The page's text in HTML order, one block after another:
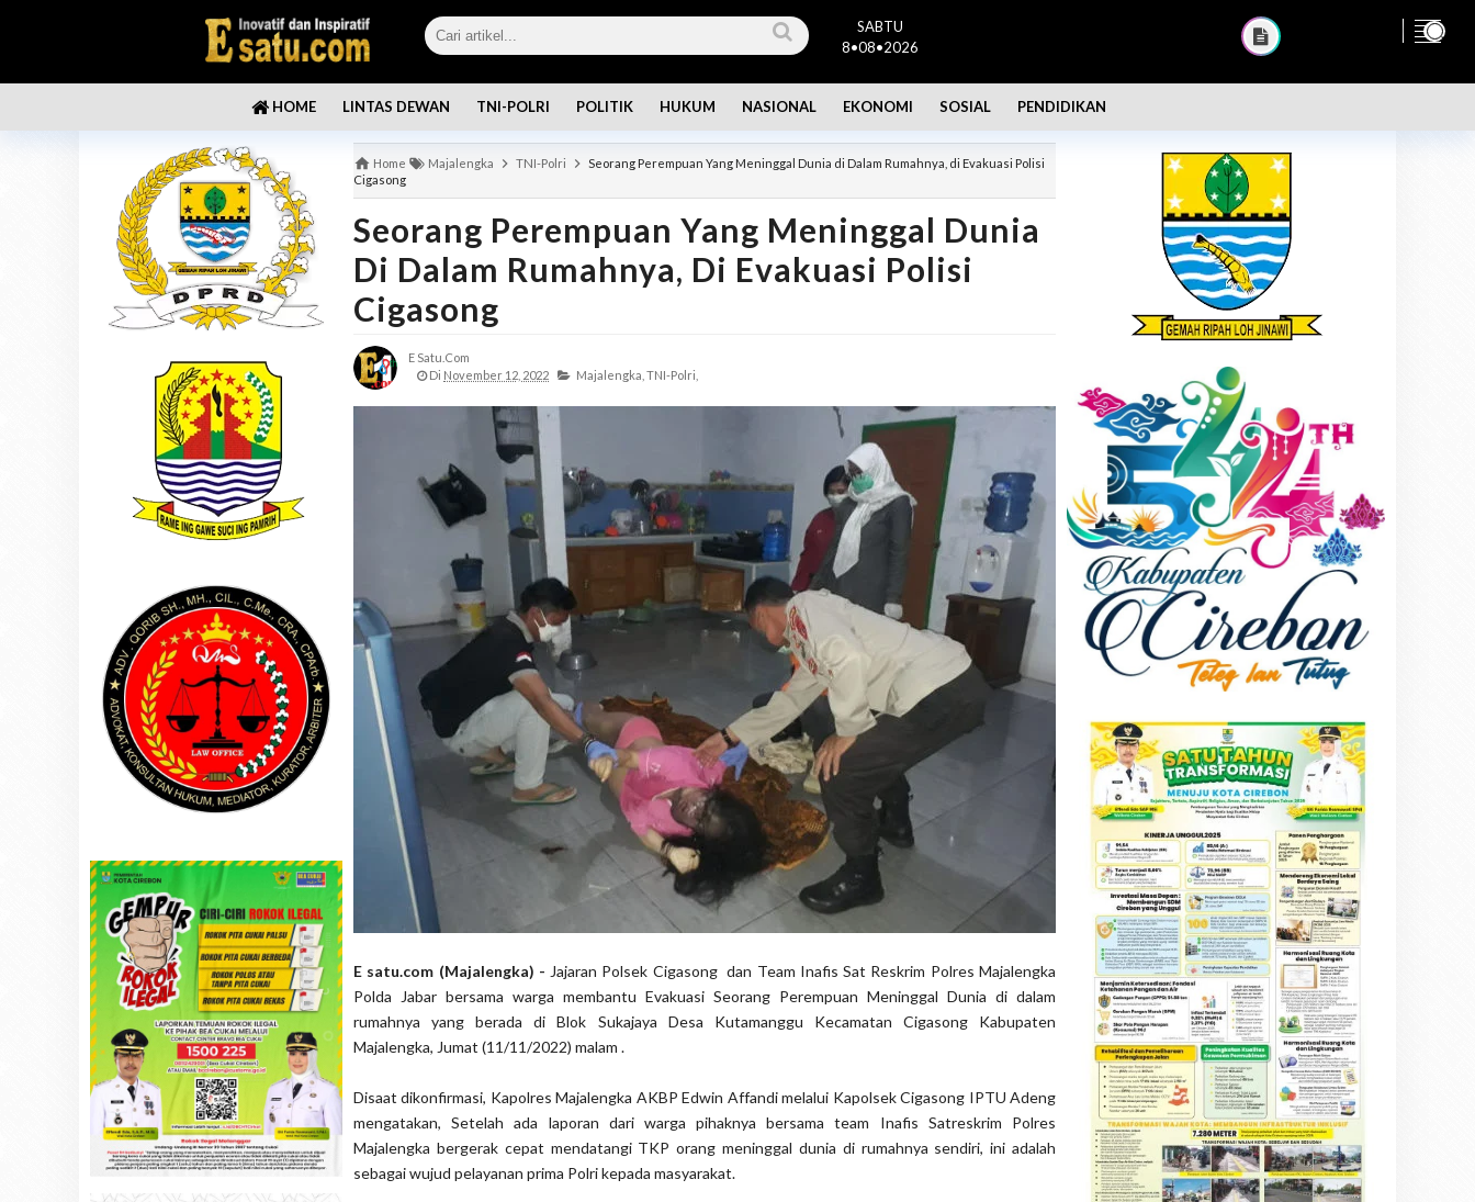
SABTU
8•08•2026
HOME LINTAS DEWAN TNI-POLRI POLITIK HUKUM NASIONAL EKONOMI SOSIAL PENDIDIKAN
Home Majalengka TNI-Polri
Seorang Perempuan Yang Meninggal Dunia di Dalam Rumahnya, di Evakuasi Polisi
Cigasong
Seorang Perempuan Yang Meninggal Dunia
Di Dalam Rumahnya, Di Evakuasi Polisi
Cigasong
E Satu.com
Di November 12, 2022 Majalengka, TNI-Polri,
E satu.com (Majalengka) - Jajaran Polsek Cigasong dan Team Inafis Sat Reskrim Polres Majalengka
Polda Jabar bersama warga membantu Evakuasi Seorang Perempuan Meninggal Dunia di dalam
rumahnya yang berada di Blok Sukajaya Desa Kutamanggu Kecamatan Cigasong Kabupaten
Majalengka, Jumat (11/11/2022) malam .
Disaat dikonfirmasi, Kapolres Majalengka AKBP Edwin Affandi melalui Kapolsek Cigasong IPTU Adeng
mengatakan, Setelah ada laporan dari warga pihaknya bersama team Inafis Satreskrim Polres
Majalengka bergerak cepat mendatangi TKP orang meninggal dunia di rumahnya sendiri, ini adalah
sebagai wujud pelayanan prima Polri kepada masyarakat.